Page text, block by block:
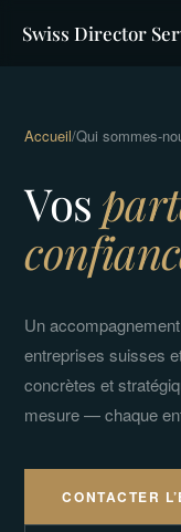
Swiss Director
Accueil/Qui sommes-
Vos
Un
entreprises suisses
concrètes et
mesure — chaque
CONTACTER